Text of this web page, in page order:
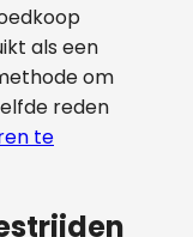
als een
om
reden
te